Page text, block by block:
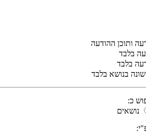
ותוכן ההודעה
בלבד
בלבד
בנושא בלבד
כ:
נושאים